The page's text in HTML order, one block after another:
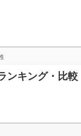
ンキング・比較